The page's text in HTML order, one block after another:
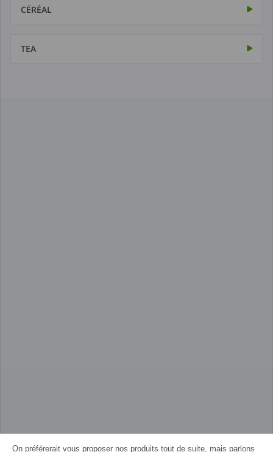
CÉRÉAL
TEA
On préférerait vous proposer nos produits tout de suite, mais parlons